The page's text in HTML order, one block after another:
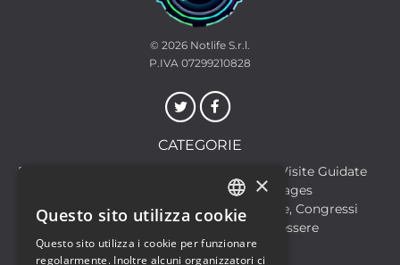
© 2026 Notlife S.r.l.
P.IVA 07299210828
CATEGORIE
Discoteche
Escursioni & Visite Guidate
Food & Beverages
Formazione
Meeting, Fiere, Congressi
Musica, Eventi Live, Club
Salute & Benessere
Sport & Motori
ITALIAN
ENGLISH
×
Questo sito utilizza cookie
Questo sito utilizza i cookie per funzionare
regolarmente. Inoltre alcuni organizzatori ci